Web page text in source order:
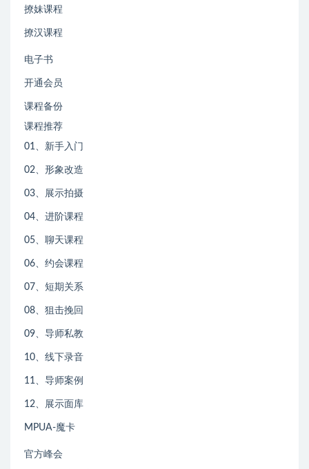
撩妹课程
撩汉课程
电子书
开通会员
课程备份
课程推荐
01、新手入门
02、形象改造
03、展示拍摄
04、进阶课程
05、聊天课程
06、约会课程
07、短期关系
08、狙击挽回
09、导师私教
10、线下录音
11、导师案例
12、展示面库
MPUA-魔卡
官方峰会